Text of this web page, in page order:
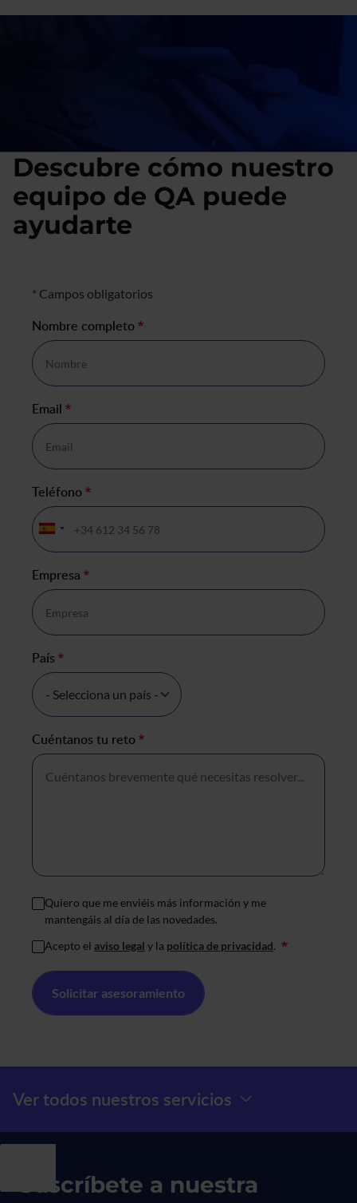
Descubre cómo nuestro
equipo de QA puede
ayudarte
Formulario de negocio
* Campos obligatorios
Nombre completo *
Email *
Teléfono *
Empresa *
País *
Cuéntanos tu reto *
Quiero que me enviéis más información y me
mantengáis al día de las novedades.
Acepto el aviso legal y la política de privacidad. *
Menú Prefooter
Ver todos nuestros servicios
Suscríbete a nuestra